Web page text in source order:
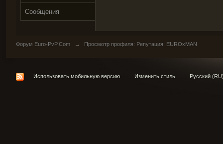
Сообщения
Форум Euro-PvP.Com → Просмотр профиля: Репутация: EUROxMAN
Использовать мобильную версию Изменить стиль Русский